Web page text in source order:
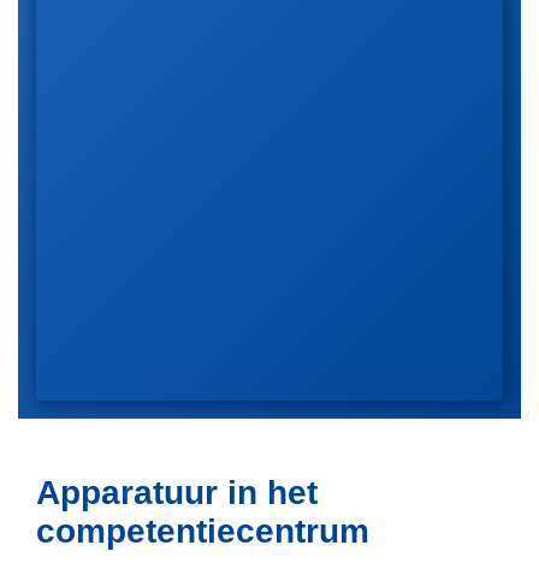
Apparatuur in het
competentiecentrum